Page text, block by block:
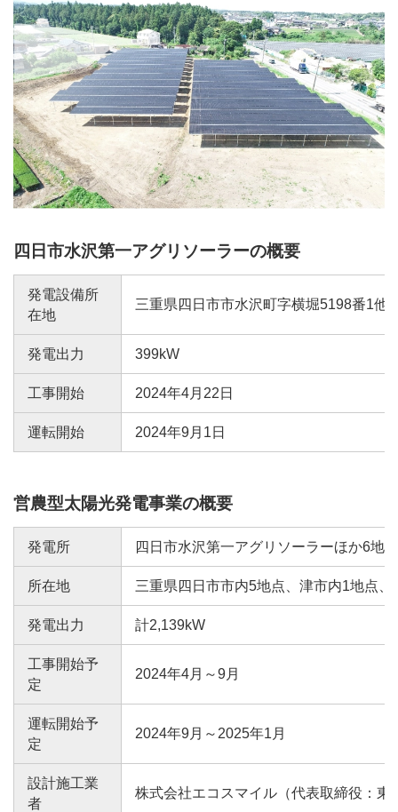
四日市水沢第一アグリソーラーの概要
発電設備所
在地
三重県四日市市水沢町字横堀5198番1他
発電出力 399kW
工事開始 2024年4月22日
運転開始 2024年9月1日
営農型太陽光発電事業の概要
発電所 四日市水沢第一アグリソーラーほか6地点
所在地 三重県四日市市内5地点、津市内1地点、
発電出力 計2,139kW
工事開始予
定
2024年4月～9月
運転開始予
定
2024年9月～2025年1月
設計施工業
者
株式会社エコスマイル（代表取締役：東